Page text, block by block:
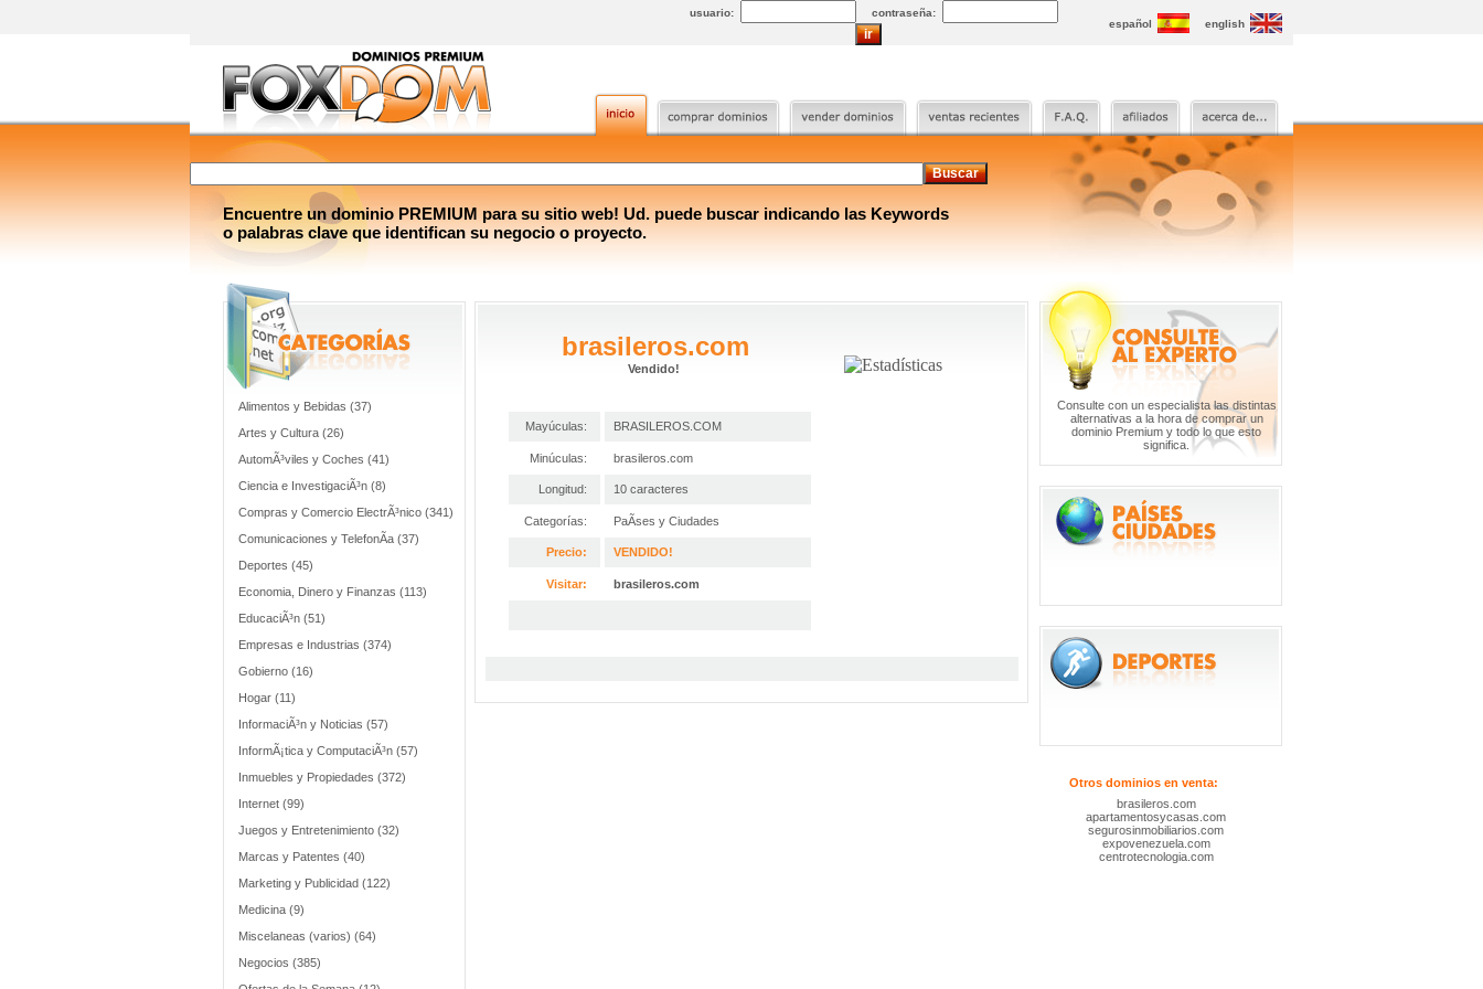
usuario:
contraseña:
español
english
Encuentre un dominio PREMIUM para su sitio web! Ud. puede buscar indicando las Keywords
o palabras clave que identifican su negocio o proyecto.
Alimentos y Bebidas (37)
Artes y Cultura (26)
AutomÃ³viles y Coches (41)
Ciencia e InvestigaciÃ³n (8)
Compras y Comercio ElectrÃ³nico (341)
Comunicaciones y TelefonÃ­a (37)
Deportes (45)
Economia, Dinero y Finanzas (113)
EducaciÃ³n (51)
Empresas e Industrias (374)
Gobierno (16)
Hogar (11)
InformaciÃ³n y Noticias (57)
InformÃ¡tica y ComputaciÃ³n (57)
Inmuebles y Propiedades (372)
Internet (99)
Juegos y Entretenimiento (32)
Marcas y Patentes (40)
Marketing y Publicidad (122)
Medicina (9)
Miscelaneas (varios) (64)
Negocios (385)
brasileros.com
Vendido!
Mayúculas: BRASILEROS.COM
Minúculas: brasileros.com
Longitud: 10 caracteres
Categorías: PaÃ­ses y Ciudades
Precio: VENDIDO!
Visitar: brasileros.com
Consulte con un especialista las distintas
alternativas a la hora de comprar un
dominio Premium y todo lo que esto
significa.
Otros dominios en venta:
brasileros.com
apartamentosycasas.com
segurosinmobiliarios.com
expovenezuela.com
centrotecnologia.com